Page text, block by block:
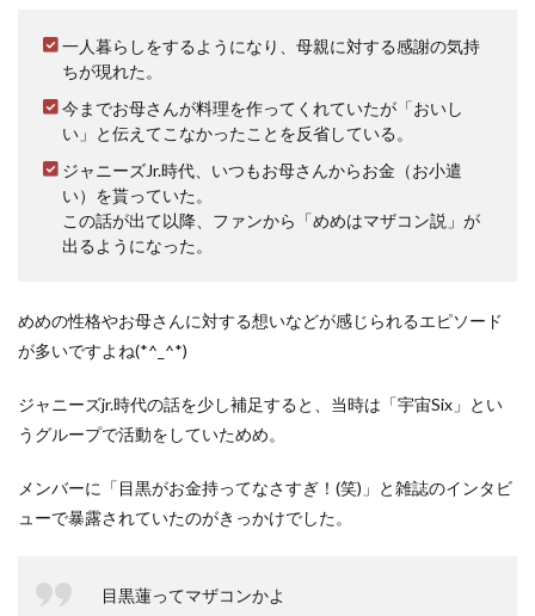
一人暮らしをするようになり、母親に対する感謝の気持
ちが現れた。
今までお母さんが料理を作ってくれていたが「おいし
い」と伝えてこなかったことを反省している。
ジャニーズJr.時代、いつもお母さんからお金（お小遣
い）を貰っていた。
この話が出て以降、ファンから「めめはマザコン説」が
出るようになった。
めめの性格やお母さんに対する想いなどが感じられるエピソード
が多いですよね(*^_^*)
ジャニーズjr.時代の話を少し補足すると、当時は「宇宙Six」とい
うグループで活動をしていためめ。
メンバーに「目黒がお金持ってなさすぎ！(笑)」と雑誌のインタビ
ューで暴露されていたのがきっかけでした。
目黒蓮ってマザコンかよ